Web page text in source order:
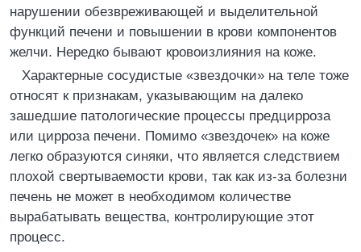
нарушении обезвреживающей и выделительной
функций печени и повышении в крови компонентов
желчи. Нередко бывают кровоизлияния на коже.
Характерные сосудистые «звездочки» на теле тоже
относят к признакам, указывающим на далеко
зашедшие патологические процессы предцирроза
или цирроза печени. Помимо «звездочек» на коже
легко образуются синяки, что является следствием
плохой свертываемости крови, так как из-за болезни
печень не может в необходимом количестве
вырабатывать вещества, контролирующие этот
процесс.